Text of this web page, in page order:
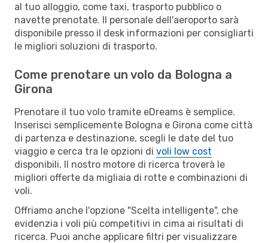
al tuo alloggio, come taxi, trasporto pubblico o
navette prenotate. Il personale dell'aeroporto sarà
disponibile presso il desk informazioni per consigliarti
le migliori soluzioni di trasporto.
Come prenotare un volo da Bologna a
Girona
Prenotare il tuo volo tramite eDreams è semplice.
Inserisci semplicemente Bologna e Girona come città
di partenza e destinazione, scegli le date del tuo
viaggio e cerca tra le opzioni di voli low cost
disponibili. Il nostro motore di ricerca troverà le
migliori offerte da migliaia di rotte e combinazioni di
voli.
Offriamo anche l'opzione "Scelta intelligente", che
evidenzia i voli più competitivi in cima ai risultati di
ricerca. Puoi anche applicare filtri per visualizzare